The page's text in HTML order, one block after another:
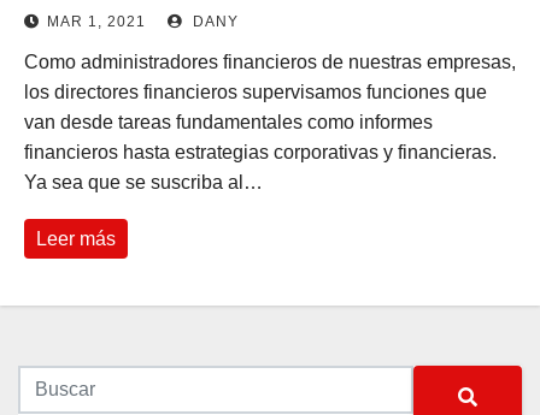
MAR 1, 2021 DANY
Como administradores financieros de nuestras empresas,
los directores financieros supervisamos funciones que
van desde tareas fundamentales como informes
financieros hasta estrategias corporativas y financieras.
Ya sea que se suscriba al…
Leer más